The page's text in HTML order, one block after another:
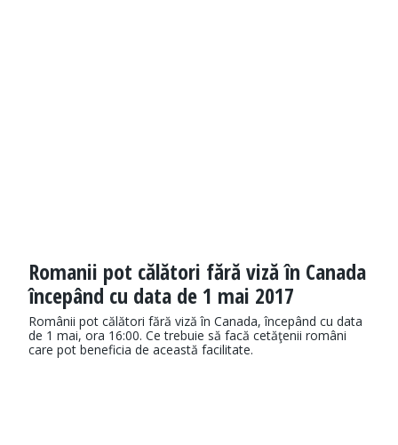
Romanii pot călători fără viză în Canada
începând cu data de 1 mai 2017
Românii pot călători fără viză în Canada, începând cu data
de 1 mai, ora 16:00. Ce trebuie să facă cetăţenii români
care pot beneficia de această facilitate.